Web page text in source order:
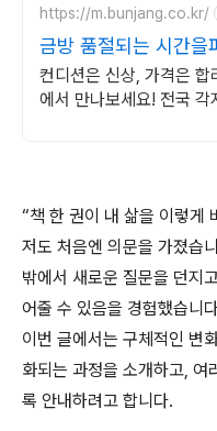
https://m.bunjang.co.kr/
금방 품절되는 시간을
대 브랜드 중고거래
컨디션은 신상, 가격은 합
에서 만나보세요! 전국 각
“책 한 권이 내 삶을 이렇게
저도 처음엔 의문을 가졌습
밖에서 새로운 질문을 던지
어줄 수 있음을 경험했습니
이번 글에서는 구체적인 변
화되는 과정을 소개하고, 여
록 안내하려고 합니다.